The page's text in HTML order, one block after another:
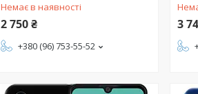
Немає в наявності
2 750 ₴
+380 (96) 753-55-52
3